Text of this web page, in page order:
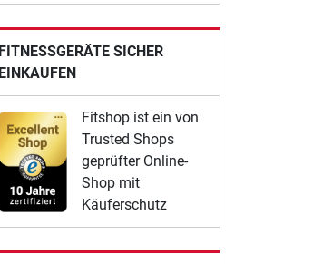
FITNESSGERÄTE SICHER
EINKAUFEN
Fitshop ist ein von
Trusted Shops
geprüfter Online-
Shop mit
Käuferschutz